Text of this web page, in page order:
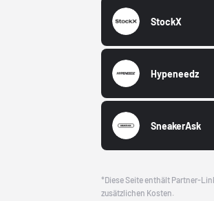
StockX
Hypeneedz
SneakerAsk
*Diese Seite enthält Partner-
zusätzlichen Kosten.